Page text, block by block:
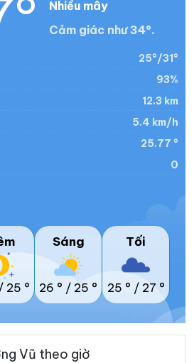
Nhiều mây
Cảm giác như 34°.
25°/31°
93%
12.3 km
5.4 km/h
25.77 °
0
/ 25 °
Sáng
26 ° / 25 °
Tối
25 ° / 27 °
Vũ theo giờ